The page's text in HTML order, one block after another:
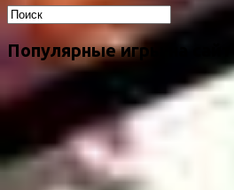
Популярные игры на сайте